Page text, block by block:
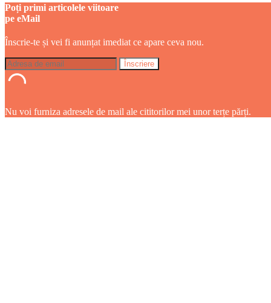
Poți primi articolele viitoare
pe eMail
Înscrie-te și vei fi anunțat imediat ce apare ceva nou.
Nu voi furniza adresele de mail ale cititorilor mei unor terțe părți.